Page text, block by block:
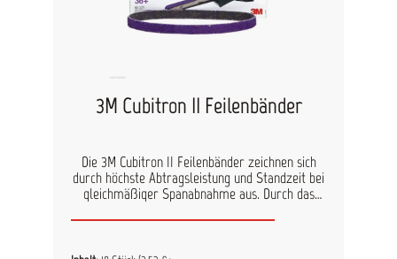
3M Cubitron II Feilenbänder
Die 3M Cubitron II Feilenbänder zeichnen sich
durch höchste Abtragsleistung und Standzeit bei
gleichmäßiger Spanabnahme aus. Durch das
einem hochflexiblem Trägermaterial aus